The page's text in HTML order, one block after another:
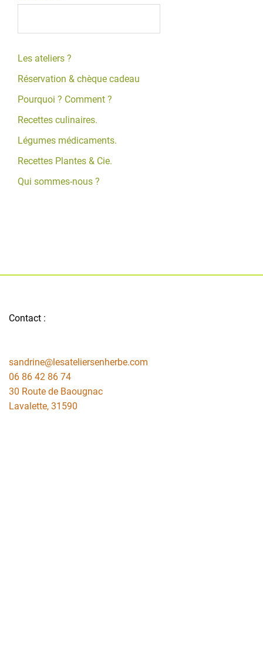
Les ateliers ?
Réservation & chèque cadeau
Pourquoi ? Comment ?
Recettes culinaires.
Légumes médicaments.
Recettes Plantes & Cie.
Qui sommes-nous ?
Contact :
sandrine@lesateliersenherbe.com
06 86 42 86 74
30 Route de Baougnac
Lavalette, 31590